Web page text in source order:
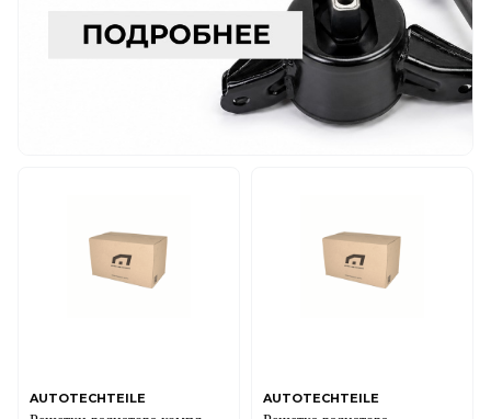
AUTOTECHTEILE AUTOTECHTEILE